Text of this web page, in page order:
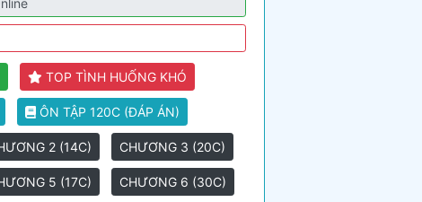
TOP TÌNH HUỐNG KHÓ
ÔN TẬP 120C (ĐÁP ÁN)
2 (14C) CHƯƠNG 3 (20C)
5 (17C) CHƯƠNG 6 (30C)